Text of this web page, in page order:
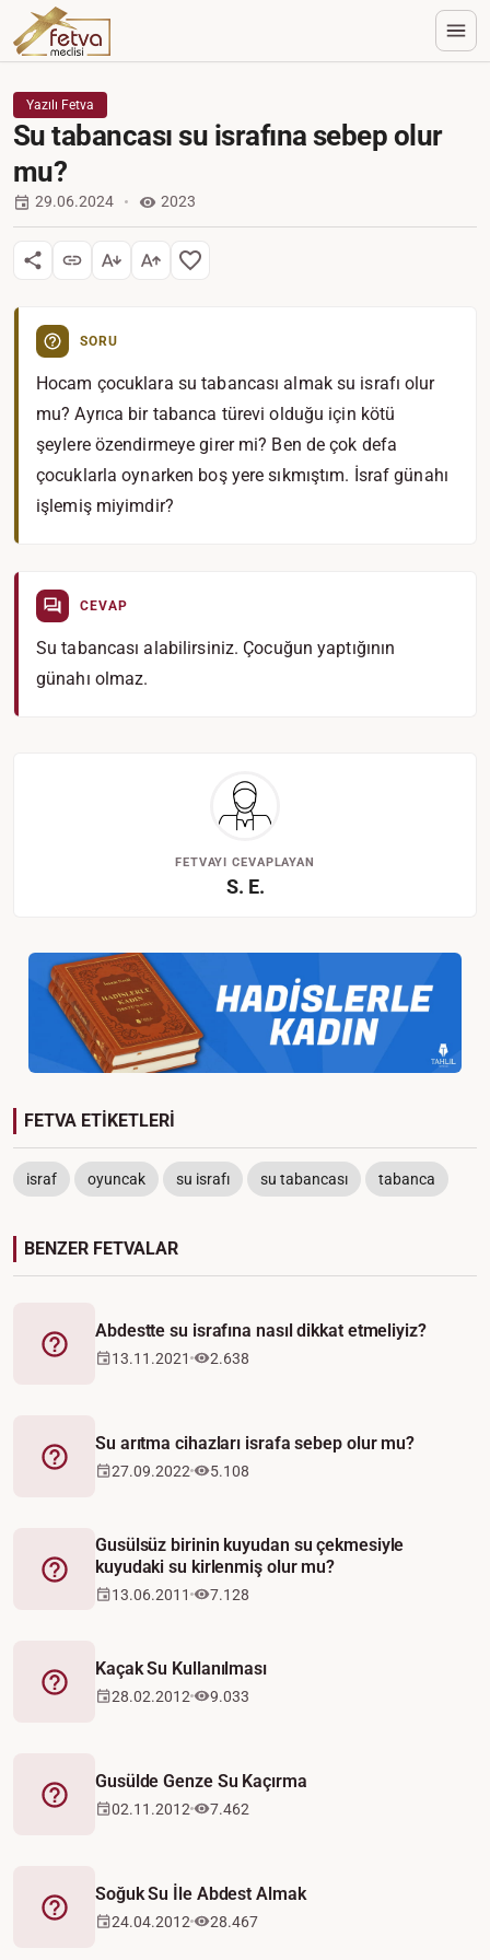
Yazılı Fetva
Su tabancası su israfına sebep olur
mu?
29.06.2024 2023
SORU
Hocam çocuklara su tabancası almak su israfı olur
mu? Ayrıca bir tabanca türevi olduğu için kötü
şeylere özendirmeye girer mi? Ben de çok defa
çocuklarla oynarken boş yere sıkmıştım. İsraf günahı
işlemiş miyimdir?
CEVAP
Su tabancası alabilirsiniz. Çocuğun yaptığının
günahı olmaz.
FETVAYI CEVAPLAYAN
S. E.
FETVA ETİKETLERİ
israf oyuncak su israfı su tabancası tabanca
BENZER FETVALAR
Fetva
Abdestte su israfına nasıl dikkat etmeliyiz?
13.11.2021 2.638
Fetva
Su arıtma cihazları israfa sebep olur mu?
27.09.2022 5.108
Fetva
Gusülsüz birinin kuyudan su çekmesiyle
kuyudaki su kirlenmiş olur mu?
13.06.2011 7.128
Fetva
Kaçak Su Kullanılması
28.02.2012 9.033
Fetva
Gusülde Genze Su Kaçırma
02.11.2012 7.462
Fetva
Soğuk Su İle Abdest Almak
24.04.2012 28.467